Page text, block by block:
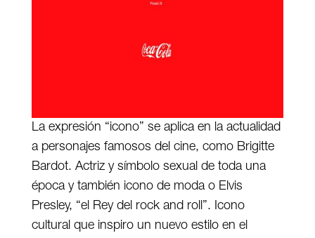
La expresión “icono” se aplica en la actualidad
a personajes famosos del cine, como Brigitte
Bardot. Actriz y símbolo sexual de toda una
época y también icono de moda o Elvis
Presley, “el Rey del rock and roll”. Icono
cultural que inspiro un nuevo estilo en el